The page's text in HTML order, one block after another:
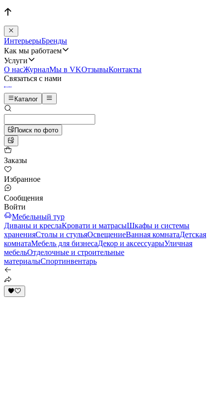
ИнтерьерыБренды
Как мы работаем
Услуги
О насЖурналМы в VKОтзывыКонтакты
Связаться с нами
Каталог
Поиск по фото
Заказы
Избранное
Сообщения
Войти
Мебельный тур
Диваны и креслаКровати и матрасыШкафы и системы
храненияСтолы и стульяОсвещениеВанная комнатаДетская
комнатаМебель для бизнесаДекор и аксессуарыУличная
мебельОтделочные и строительные
материалыСпортинвентарь